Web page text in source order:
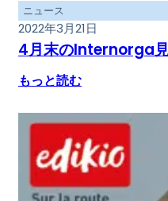
ニュース
2022年3月21日
4月末のInternorga見
もっと読む